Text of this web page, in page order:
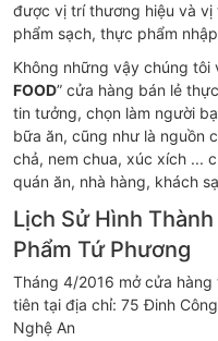
được vị trí thương hiệu và
phẩm sạch, thực phẩm
Không những vậy chúng tôi
FOOD” cửa hàng bán lẻ
tin tưởng, chọn làm người
bữa ăn, cũng như là nguồn
chả, nem chua, xúc xích ...
quán ăn, nhà hàng, khách
Lịch Sử Hình
Phẩm Tứ Phương
Tháng 4/2016 mở cửa
tiên tại địa chỉ: 75 Đinh
Nghệ An